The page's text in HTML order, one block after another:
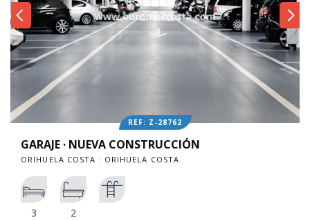
REF: Z-28762
GARAJE · NUEVA CONSTRUCCIÓN
ORIHUELA COSTA · ORIHUELA COSTA
3 2